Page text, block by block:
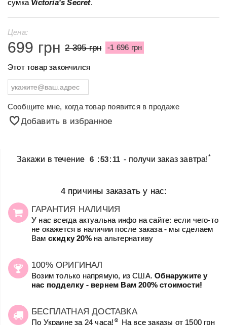
сумка Victoria's Secret.
Цена:
699 грн 2 395 грн -1 696 грн
Этот товар закончился
Сообщите мне, когда товар появится в продаже
Добавить в избранное
Закажи в течение 6 :53:11 - получи заказ завтра!*
4 причины заказать у нас:
ГАРАНТИЯ НАЛИЧИЯ
У нас всегда актуальна инфо на сайте: если чего-то
не окажется в наличии после заказа - мы сделаем
Вам скидку 20%на альтернативу
100% ОРИГИНАЛ
Возим только напрямую, из США.Обнаружите у
нас подделку - вернем Вам 200% стоимости!
БЕСПЛАТНАЯ ДОСТАВКА
По Украине за 24 часа! ☺
На все заказы от 1500 грн